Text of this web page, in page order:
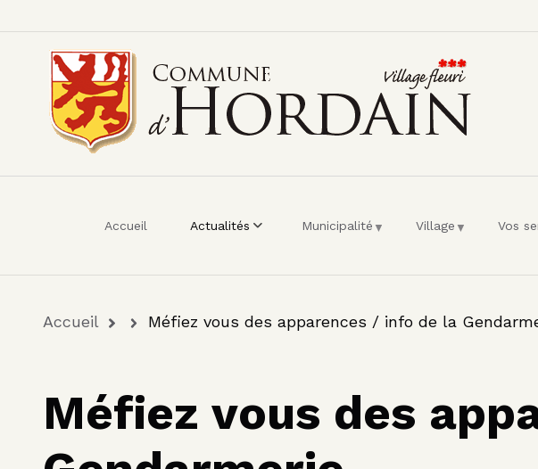
Menu du compte de
Accueil Actualités Municipalité Village Vos
Fil d'Ariane
Accueil Méfiez vous des apparences / info de la
Méfiez vous des